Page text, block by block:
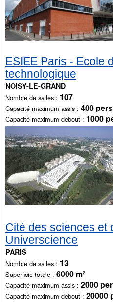
ESIEE Paris - Ecole
technologique
NOISY-LE-GRAND
Nombre de salles 107
Capacité maximum assis 400
Capacité maximum debout 1000
Cité des sciences et
Universcience
PARIS
Nombre de salles 13
Superficie totale 6000 m²
Capacité maximum assis 2000
Capacité maximum debout 20000